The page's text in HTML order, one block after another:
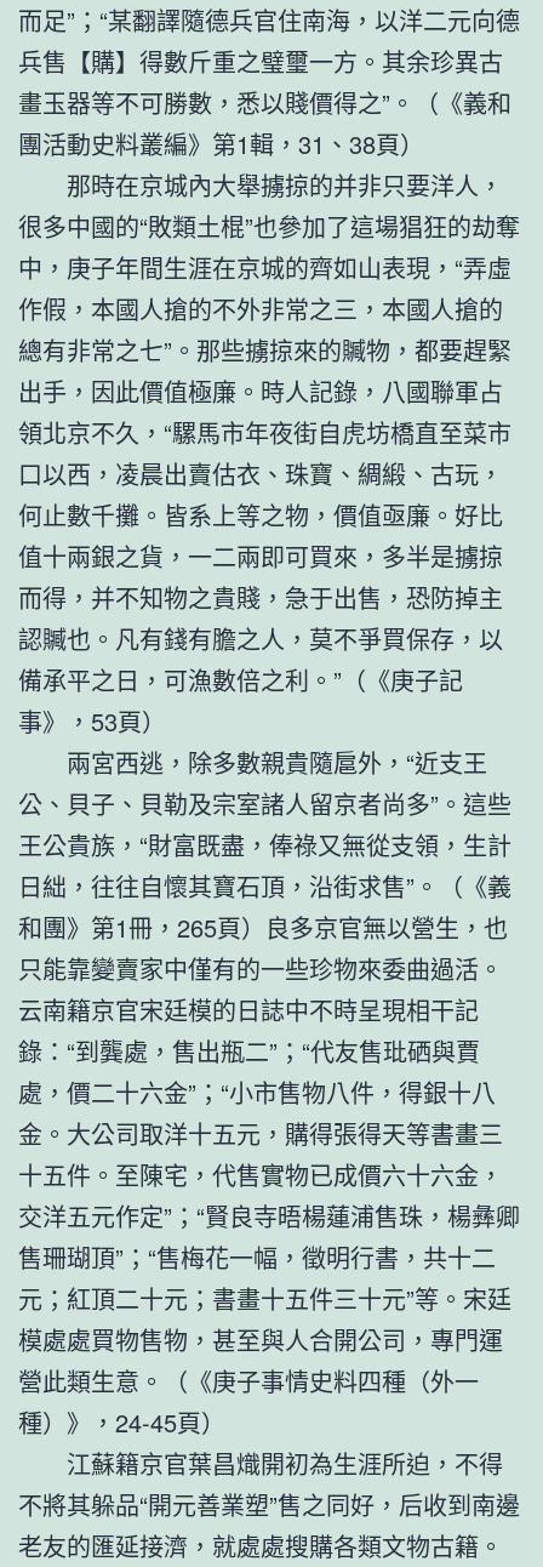
而足”；“某翻譯隨德兵官住南海，以洋二元向德
兵售【購】得數斤重之璧璽一方。其余珍異古
畫玉器等不可勝數，悉以賤價得之”。（《義和
團活動史料叢編》第1輯，31、38頁）
那時在京城內大舉擄掠的并非只要洋人，
很多中國的“敗類土棍”也參加了這場猖狂的劫奪
中，庚子年間生涯在京城的齊如山表現，“弄虛
作假，本國人搶的不外非常之三，本國人搶的
總有非常之七”。那些擄掠來的贓物，都要趕緊
出手，因此價值極廉。時人記錄，八國聯軍占
領北京不久，“騾馬市年夜街自虎坊橋直至菜市
口以西，凌晨出賣估衣、珠寶、綢緞、古玩，
何止數千攤。皆系上等之物，價值亟廉。好比
值十兩銀之貨，一二兩即可買來，多半是擄掠
而得，并不知物之貴賤，急于出售，恐防掉主
認贓也。凡有錢有膽之人，莫不爭買保存，以
備承平之日，可漁數倍之利。”（《庚子記
事》，53頁）
兩宮西逃，除多數親貴隨扈外，“近支王
公、貝子、貝勒及宗室諸人留京者尚多”。這些
王公貴族，“財富既盡，俸祿又無從支領，生計
日絀，往往自懷其寶石頂，沿街求售”。（《義
和團》第1冊，265頁）良多京官無以營生，也
只能靠變賣家中僅有的一些珍物來委曲過活。
云南籍京官宋廷模的日誌中不時呈現相干記
錄：“到龔處，售出瓶二”；“代友售玭硒與賈
處，價二十六金”；“小市售物八件，得銀十八
金。大公司取洋十五元，購得張得天等書畫三
十五件。至陳宅，代售實物已成價六十六金，
交洋五元作定”；“賢良寺晤楊蓮浦售珠，楊彝卿
售珊瑚頂”；“售梅花一幅，徵明行書，共十二
元；紅頂二十元；書畫十五件三十元”等。宋廷
模處處買物售物，甚至與人合開公司，專門運
營此類生意。（《庚子事情史料四種（外一
種）》，24-45頁）
江蘇籍京官葉昌熾開初為生涯所迫，不得
不將其躲品“開元善業塑”售之同好，后收到南邊
老友的匯延接濟，就處處搜購各類文物古籍。